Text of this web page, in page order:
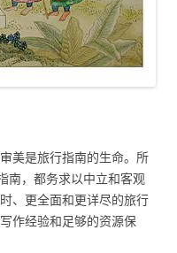
美是旅行指南的生命。所
南，都务求以中立和客观
、更全面和更详尽的旅行
作经验和足够的资源保